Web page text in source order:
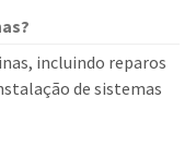
incluindo reparos
de sistemas